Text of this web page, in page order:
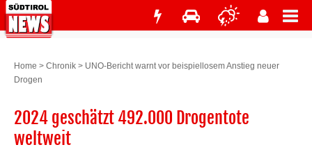
Home > Chronik > UNO-Bericht warnt vor beispiellosem Anstieg neuer
Drogen
2024 geschätzt 492.000 Drogentote
weltweit